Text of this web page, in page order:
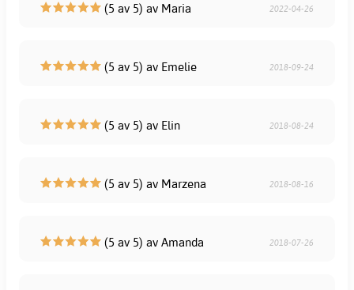
(5 av 5) av Maria 2022-04-26
(5 av 5) av Emelie 2018-09-24
(5 av 5) av Elin 2018-08-24
(5 av 5) av Marzena 2018-08-16
(5 av 5) av Amanda 2018-07-26